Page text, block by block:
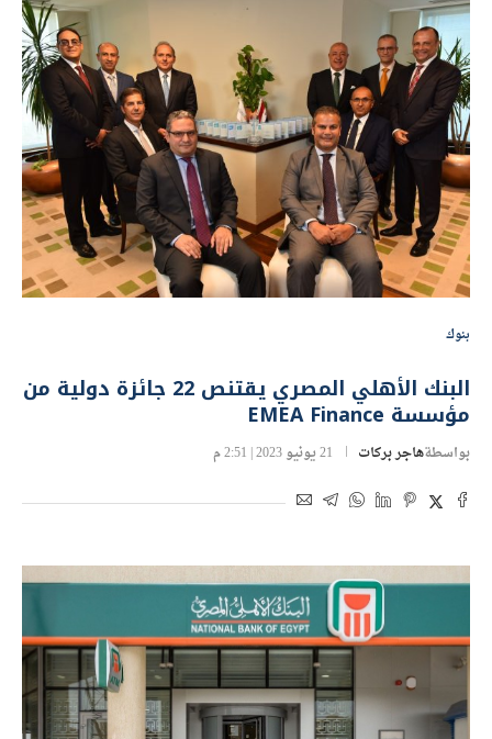
بنوك
البنك الأهلي المصري يقتنص 22 جائزة دولية من
مؤسسة EMEA Finance
بواسطةهاجر بركات 21 يونيو 2023 | 2:51 م